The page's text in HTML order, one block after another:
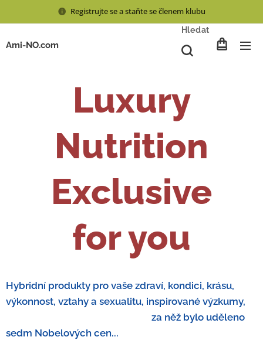
Registrujte se a staňte se členem klubu
Ami-NO.com
Hledat
Luxury
Nutrition
Exclusive
for you
Hybridní produkty pro vaše zdraví, kondici, krásu,
výkonnost, vztahy a sexualitu, inspirované výzkumy,
za něž bylo uděleno
sedm Nobelových cen...